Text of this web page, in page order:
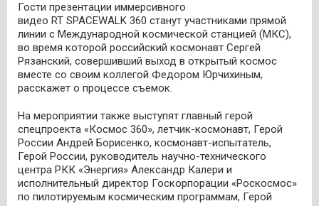
Гости презентации иммерсивного
видео RT SPACEWALK 360 станут участниками прямой
линии с Международной космической станцией (МКС),
во время которой российский космонавт Сергей
Рязанский, совершивший выход в открытый космос
вместе со своим коллегой Федором Юрчихиным,
расскажет о процессе съемок.
На мероприятии также выступят главный герой
спецпроекта «Космос 360», летчик-космонавт, Герой
России Андрей Борисенко, космонавт-испытатель,
Герой России, руководитель научно-технического
центра РКК «Энергия» Александр Калери и
исполнительный директор Госкорпорации «Роскосмос»
по пилотируемым космическим программам, Герой